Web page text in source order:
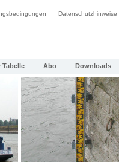
Datenschutzhinweise
Tabelle Abo Downloads